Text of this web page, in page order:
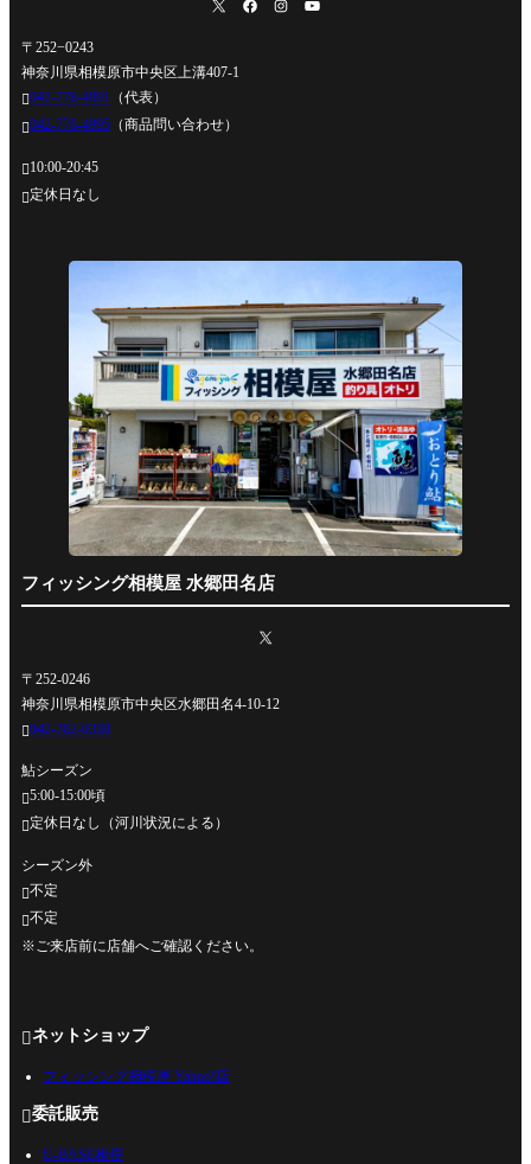
〒252−0243
神奈川県相模原市中央区上溝407-1
042-778-4991 （代表）
042-778-4995 （商品問い合わせ）
10:00-20:45
定休日なし
フィッシング相模屋 水郷田名店
〒252-0246
神奈川県相模原市中央区水郷田名4-10-12
042-762-0330
鮎シーズン
5:00-15:00頃
定休日なし（河川状況による）
シーズン外
不定
不定
※ご来店前に店舗へご確認ください。
ネットショップ
フィッシング相模屋 Yahoo!店
委託販売
U-BASE相模